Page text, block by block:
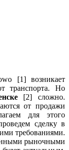
[1] возникает
транспорта. Но
[2] сложно.
от продажи
для этого
сделку в
требованиями.
рыночными